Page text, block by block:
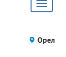
Toggle
Орел